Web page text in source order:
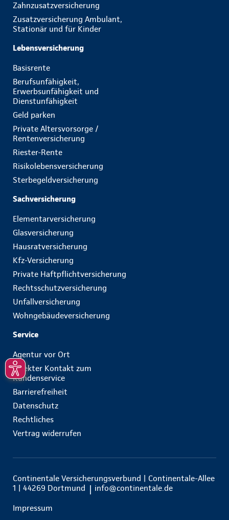
Zahnzusatzversicherung
Zusatzversicherung Ambulant,
Stationär und für Kinder
Lebensversicherung
Basisrente
Berufsunfähigkeit,
Erwerbsunfähigkeit und
Dienstunfähigkeit
Geld parken
Private Altersvorsorge /
Rentenversicherung
Riester-Rente
Risikolebensversicherung
Sterbegeldversicherung
Sachversicherung
Elementarversicherung
Glasversicherung
Hausratversicherung
Kfz-Versicherung
Private Haftpflichtversicherung
Rechtsschutzversicherung
Unfallversicherung
Wohngebäudeversicherung
Service
Agentur vor Ort
Direkter Kontakt zum
Kundenservice
Barrierefreiheit
Datenschutz
Rechtliches
Vertrag widerrufen
Continentale Versicherungsverbund | Continentale-Allee
1 | 44269 Dortmund
info@continentale.de
Impressum